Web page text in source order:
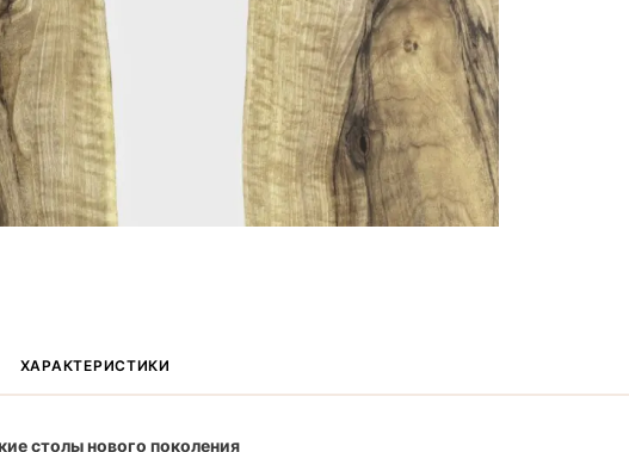
ХАРАКТЕРИСТИКИ
столы нового поколения